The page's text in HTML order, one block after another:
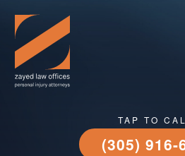
TAP TO
(305) 916-